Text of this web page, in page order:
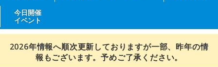
今日開催
イベント
2026年情報へ順次更新しておりますが一部、昨年の情
報もございます。予めご了承ください。